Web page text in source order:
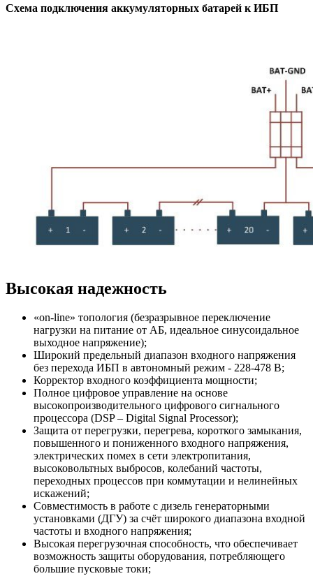
Схема подключения аккумуляторных батарей к ИБП
Высокая надежность
«on-line» топология (безразрывное переключение
нагрузки на питание от АБ, идеальное синусоидальное
выходное напряжение);
Широкий предельный диапазон входного напряжения
без перехода ИБП в автономный режим - 228-478 В;
Корректор входного коэффициента мощности;
Полное цифровое управление на основе
высокопроизводительного цифрового сигнального
процессора (DSP – Digital Signal Processor);
Защита от перегрузки, перегрева, короткого замыкания,
повышенного и пониженного входного напряжения,
электрических помех в сети электропитания,
высоковольтных выбросов, колебаний частоты,
переходных процессов при коммутации и нелинейных
искажений;
Совместимость в работе с дизель генераторными
установками (ДГУ) за счёт широкого диапазона входной
частоты и входного напряжения;
Высокая перегрузочная способность, что обеспечивает
возможность защиты оборудования, потребляющего
большие пусковые токи;